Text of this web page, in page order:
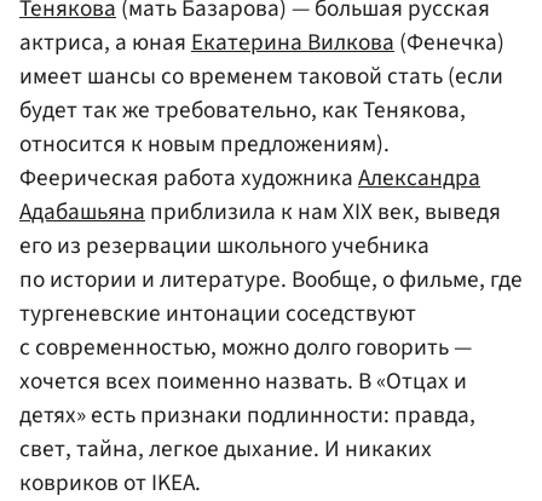
Тенякова(мать Базарова) — большая русская
актриса, а юнаяЕкатерина Вилкова(Фенечка)
имеет шансы со временем таковой стать (если
будет так же требовательно, как Тенякова,
относится к новым предложениям).
Феерическая работа художникаАлександра
Адабашьянаприблизила к нам XIX век, выведя
его из резервации школьного учебника
по истории и литературе. Вообще, о фильме, где
тургеневские интонации соседствуют
с современностью, можно долго говорить —
хочется всех поименно назвать. В «Отцах и
детях» есть признаки подлинности: правда,
свет, тайна, легкое дыхание. И никаких
ковриков от IKEA.